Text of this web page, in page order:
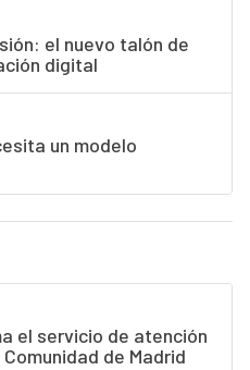
el nuevo talón de
digital
un modelo
el servicio de atención
de Madrid